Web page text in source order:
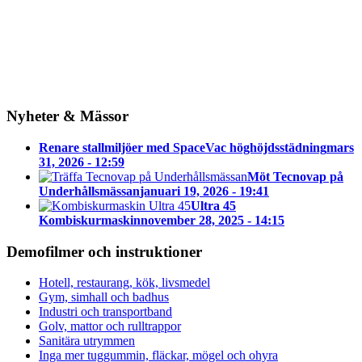
Nyheter & Mässor
Renare stallmiljöer med SpaceVac höghöjdsstädningmars
31, 2026 - 12:59
Möt Tecnovap på
Underhållsmässanjanuari 19, 2026 - 19:41
Ultra 45
Kombiskurmaskinnovember 28, 2025 - 14:15
Demofilmer och instruktioner
Hotell, restaurang, kök, livsmedel
Gym, simhall och badhus
Industri och transportband
Golv, mattor och rulltrappor
Sanitära utrymmen
Inga mer tuggummin, fläckar, mögel och ohyra